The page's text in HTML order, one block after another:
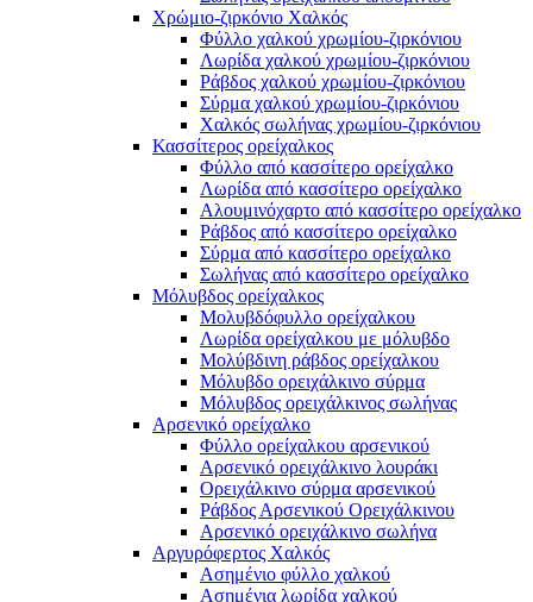
Χρώμιο-ζιρκόνιο Χαλκός
Φύλλο χαλκού χρωμίου-ζιρκόνιου
Λωρίδα χαλκού χρωμίου-ζιρκόνιου
Ράβδος χαλκού χρωμίου-ζιρκόνιου
Σύρμα χαλκού χρωμίου-ζιρκόνιου
Χαλκός σωλήνας χρωμίου-ζιρκόνιου
Κασσίτερος ορείχαλκος
Φύλλο από κασσίτερο ορείχαλκο
Λωρίδα από κασσίτερο ορείχαλκο
Αλουμινόχαρτο από κασσίτερο ορείχαλκο
Ράβδος από κασσίτερο ορείχαλκο
Σύρμα από κασσίτερο ορείχαλκο
Σωλήνας από κασσίτερο ορείχαλκο
Μόλυβδος ορείχαλκος
Μολυβδόφυλλο ορείχαλκου
Λωρίδα ορείχαλκου με μόλυβδο
Μολύβδινη ράβδος ορείχαλκου
Μόλυβδο ορειχάλκινο σύρμα
Μόλυβδος ορειχάλκινος σωλήνας
Αρσενικό ορείχαλκο
Φύλλο ορείχαλκου αρσενικού
Αρσενικό ορειχάλκινο λουράκι
Ορειχάλκινο σύρμα αρσενικού
Ράβδος Αρσενικού Ορειχάλκινου
Αρσενικό ορειχάλκινο σωλήνα
Αργυρόφερτος Χαλκός
Ασημένιο φύλλο χαλκού
Ασημένια λωρίδα χαλκού